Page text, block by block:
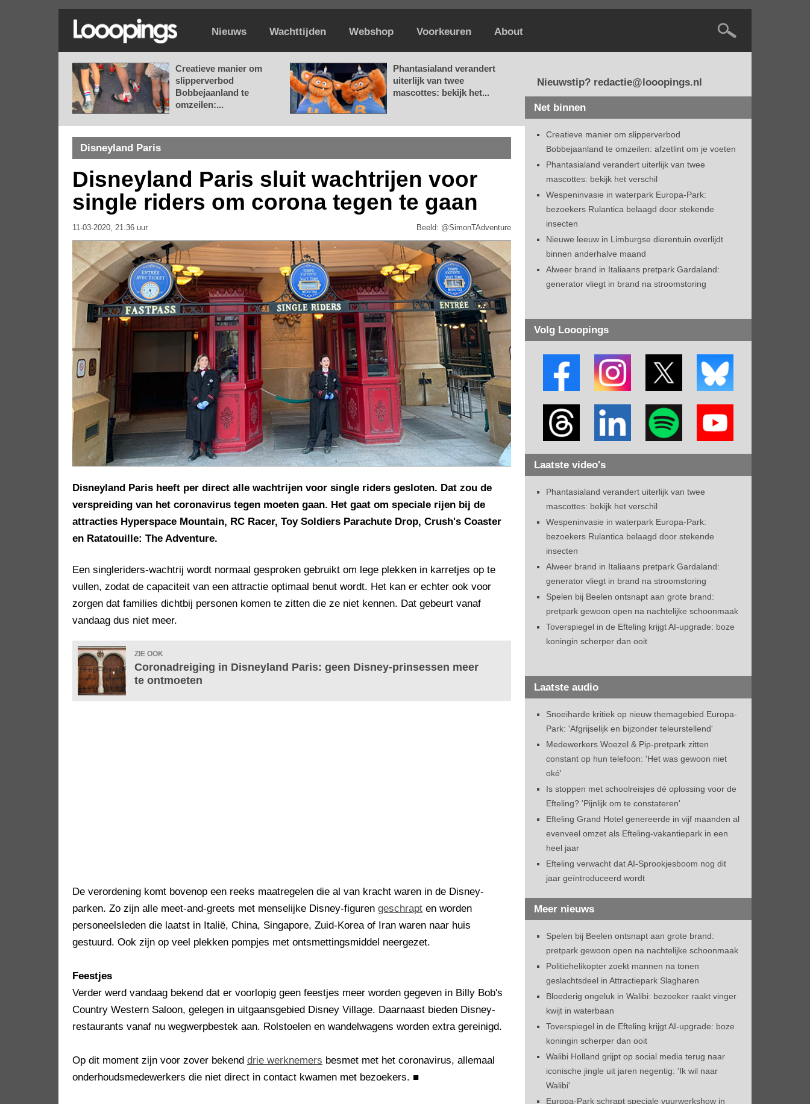
Nieuws Wachttijden Webshop Voorkeuren About
Creatieve manier om
slipperverbod
Bobbejaanland te
omzeilen:...
Phantasialand verandert
uiterlijk van twee
mascottes: bekijk het...
Disneyland Paris
Disneyland Paris sluit wachtrijen voor
single riders om corona tegen te gaan
11-03-2020, 21.36 uur Beeld: @SimonTAdventure
Disneyland Paris heeft per direct alle wachtrijen voor single riders gesloten. Dat zou de
verspreiding van het coronavirus tegen moeten gaan. Het gaat om speciale rijen bij de
attracties Hyperspace Mountain, RC Racer, Toy Soldiers Parachute Drop, Crush's Coaster
en Ratatouille: The Adventure.
Een singleriders-wachtrij wordt normaal gesproken gebruikt om lege plekken in karretjes op te
vullen, zodat de capaciteit van een attractie optimaal benut wordt. Het kan er echter ook voor
zorgen dat families dichtbij personen komen te zitten die ze niet kennen. Dat gebeurt vanaf
vandaag dus niet meer.
ZIE OOK
Coronadreiging in Disneyland Paris: geen Disney-prinsessen meer
te ontmoeten
De verordening komt bovenop een reeks maatregelen die al van kracht waren in de Disney-
parken. Zo zijn alle meet-and-greets met menselijke Disney-figuren geschrapt en worden
personeelsleden die laatst in Italië, China, Singapore, Zuid-Korea of Iran waren naar huis
gestuurd. Ook zijn op veel plekken pompjes met ontsmettingsmiddel neergezet.
Feestjes
Verder werd vandaag bekend dat er voorlopig geen feestjes meer worden gegeven in Billy Bob's
Country Western Saloon, gelegen in uitgaansgebied Disney Village. Daarnaast bieden Disney-
restaurants vanaf nu wegwerpbestek aan. Rolstoelen en wandelwagens worden extra gereinigd.
Op dit moment zijn voor zover bekend drie werknemers besmet met het coronavirus, allemaal
onderhoudsmedewerkers die niet direct in contact kwamen met bezoekers. ■
Nieuwstip? redactie@looopings.nl
Net binnen
Creatieve manier om slipperverbod
Bobbejaanland te omzeilen: afzetlint om je voeten
Phantasialand verandert uiterlijk van twee
mascottes: bekijk het verschil
Wespeninvasie in waterpark Europa-Park:
bezoekers Rulantica belaagd door stekende
insecten
Nieuwe leeuw in Limburgse dierentuin overlijdt
binnen anderhalve maand
Alweer brand in Italiaans pretpark Gardaland:
generator vliegt in brand na stroomstoring
Volg Looopings
Laatste video's
Phantasialand verandert uiterlijk van twee
mascottes: bekijk het verschil
Wespeninvasie in waterpark Europa-Park:
bezoekers Rulantica belaagd door stekende
insecten
Alweer brand in Italiaans pretpark Gardaland:
generator vliegt in brand na stroomstoring
Spelen bij Beelen ontsnapt aan grote brand:
pretpark gewoon open na nachtelijke schoonmaak
Toverspiegel in de Efteling krijgt AI-upgrade: boze
koningin scherper dan ooit
Laatste audio
Snoeiharde kritiek op nieuw themagebied Europa-
Park: 'Afgrijselijk en bijzonder teleurstellend'
Medewerkers Woezel & Pip-pretpark zitten
constant op hun telefoon: 'Het was gewoon niet
oké'
Is stoppen met schoolreisjes dé oplossing voor de
Efteling? 'Pijnlijk om te constateren'
Efteling Grand Hotel genereerde in vijf maanden al
evenveel omzet als Efteling-vakantiepark in een
heel jaar
Efteling verwacht dat AI-Sprookjesboom nog dit
jaar geïntroduceerd wordt
Meer nieuws
Spelen bij Beelen ontsnapt aan grote brand:
pretpark gewoon open na nachtelijke schoonmaak
Politiehelikopter zoekt mannen na tonen
geslachtsdeel in Attractiepark Slagharen
Bloederig ongeluk in Walibi: bezoeker raakt vinger
kwijt in waterbaan
Toverspiegel in de Efteling krijgt AI-upgrade: boze
koningin scherper dan ooit
Walibi Holland grijpt op social media terug naar
iconische jingle uit jaren negentig: 'Ik wil naar
Walibi'
Europa-Park schrapt speciale vuurwerkshow in